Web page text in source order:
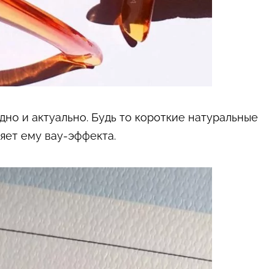
и актуально. Будь то короткие натуральные
ему вау-эффекта.